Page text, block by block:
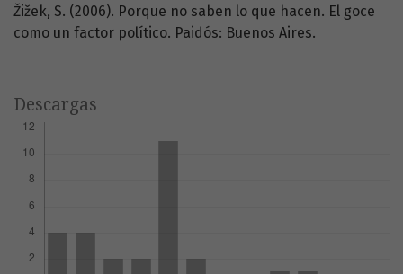
Žižek, S. (2006). Porque no saben lo que hacen. El goce
como un factor político. Paidós: Buenos Aires.
Descargas